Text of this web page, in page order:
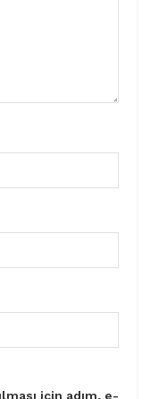
için adım, e-